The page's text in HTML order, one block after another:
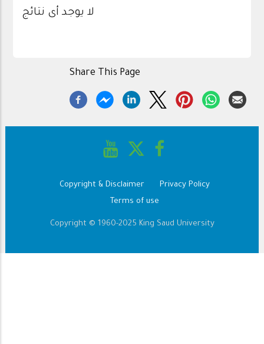
لا يوجد أى نتائج
Share This Page
Copyright & Disclaimer
Privacy Policy
Terms of use
Copyright © 1960-2025 King Saud University